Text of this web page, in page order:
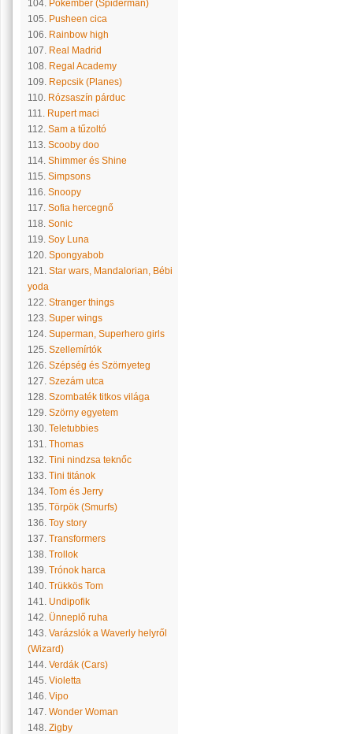
104. Pókember (Spiderman)
105. Pusheen cica
106. Rainbow high
107. Real Madrid
108. Regal Academy
109. Repcsik (Planes)
110. Rózsaszín párduc
111. Rupert maci
112. Sam a tűzoltó
113. Scooby doo
114. Shimmer és Shine
115. Simpsons
116. Snoopy
117. Sofia hercegnő
118. Sonic
119. Soy Luna
120. Spongyabob
121. Star wars, Mandalorian, Bébi
yoda
122. Stranger things
123. Super wings
124. Superman, Superhero girls
125. Szellemírtók
126. Szépség és Szörnyeteg
127. Szezám utca
128. Szombaték titkos világa
129. Szörny egyetem
130. Teletubbies
131. Thomas
132. Tini nindzsa teknőc
133. Tini titánok
134. Tom és Jerry
135. Törpök (Smurfs)
136. Toy story
137. Transformers
138. Trollok
139. Trónok harca
140. Trükkös Tom
141. Undipofik
142. Ünneplő ruha
143. Varázslók a Waverly helyről
(Wizard)
144. Verdák (Cars)
145. Violetta
146. Vipo
147. Wonder Woman
148. Zigby